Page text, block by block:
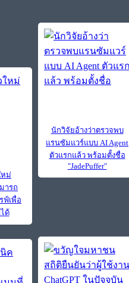
ม่
ารถ
ฟ์เพื่อ
ด้
นักวิจัยอ้างว่าตรวจพบ
แรนซัมแวร์แบบ AI Agent
ตัวแรกแล้ว พร้อมตั้งชื่อ
"JadePuffer"